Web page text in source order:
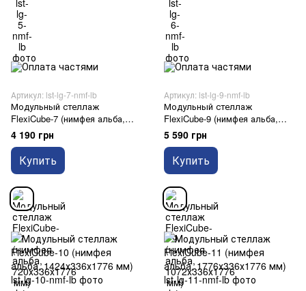
Артикул: lst-lg-7-nmf-lb
Модульный стеллаж
FlexiCube-7 (нимфея альба,
720х336х1776 мм)
4 190 грн
Купить
Артикул: lst-lg-9-nmf-lb
Модульный стеллаж
FlexiCube-9 (нимфея альба,
1072х336х1776 мм)
5 590 грн
Купить